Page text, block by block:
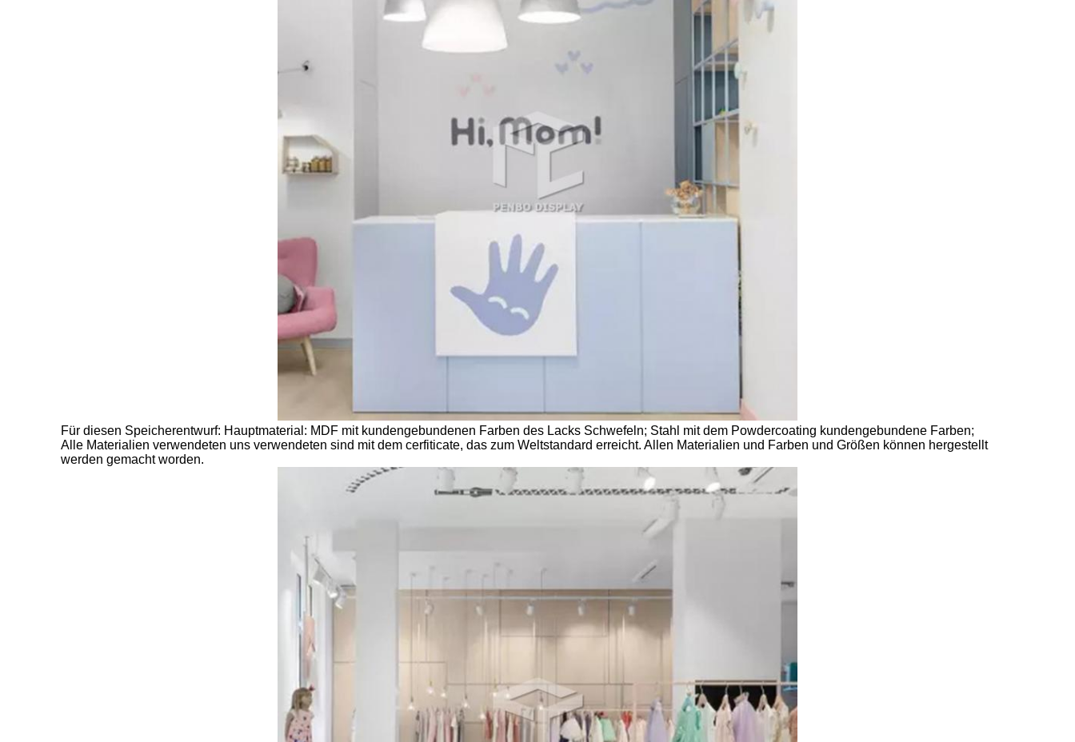
Für diesen Speicherentwurf: Hauptmaterial: MDF mit kundengebundenen Farben des Lacks Schwefeln; Stahl mit dem Powdercoating kundengebundene Farben;
Alle Materialien verwendeten uns verwendeten sind mit dem cerfiticate, das zum Weltstandard erreicht. Allen Materialien und Farben und Größen können hergestellt
werden gemacht worden.